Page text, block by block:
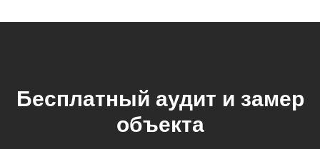
Бесплатный аудит и замер
объекта